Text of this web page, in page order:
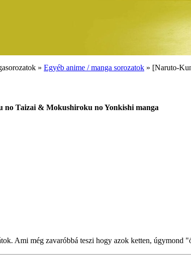
» Egyéb anime / manga sorozatok » [Naruto-
Taizai & Mokushiroku no Yonkishi manga
Ami még zavaróbbá teszi hogy azok ketten, úgymond